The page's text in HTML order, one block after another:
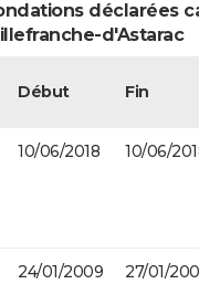
déclarées
d'Astarac
Début Fin
10/06/2018 10/06/
24/01/2009 27/01/